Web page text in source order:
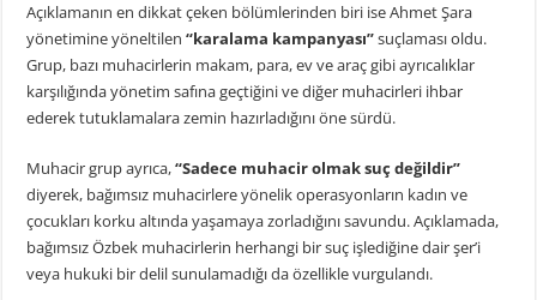
Açıklamanın en dikkat çeken bölümlerinden biri ise Ahmet Şara
yönetimine yöneltilen“karalama kampanyası”suçlaması oldu.
Grup, bazı muhacirlerin makam, para, ev ve araç gibi ayrıcalıklar
karşılığında yönetim safına geçtiğini ve diğer muhacirleri ihbar
ederek tutuklamalara zemin hazırladığını öne sürdü.
Muhacir grup ayrıca,“Sadece muhacir olmak suç değildir”
diyerek, bağımsız muhacirlere yönelik operasyonların kadın ve
çocukları korku altında yaşamaya zorladığını savundu. Açıklamada,
bağımsız Özbek muhacirlerin herhangi bir suç işlediğine dair şer’i
veya hukuki bir delil sunulamadığı da özellikle vurgulandı.